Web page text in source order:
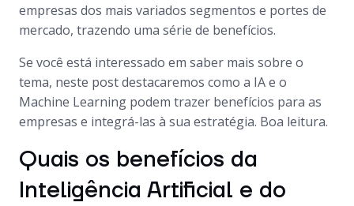
empresas dos mais variados segmentos e portes de
mercado, trazendo uma série de benefícios.
Se você está interessado em saber mais sobre o
tema, neste post destacaremos como a IA e o
Machine Learning podem trazer benefícios para as
empresas e integrá-las à sua estratégia. Boa leitura.
Quais os benefícios da
Inteligência Artificial e do